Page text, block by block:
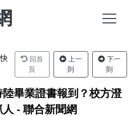
回首
頁
上一
則
下一
則
畢業證書報到？校方澄
- 聯合新聞網